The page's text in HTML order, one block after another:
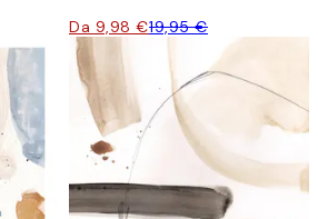
Da 9,98 €19,95 €